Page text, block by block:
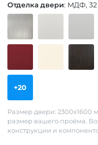
Отделка двери: МДФ, 32
+20
Размер двери: 2300х1600
размер вашего проёма.
конструкции и